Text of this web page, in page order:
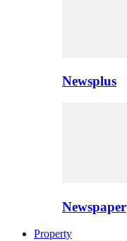
Newsplus
Newspaper
Property